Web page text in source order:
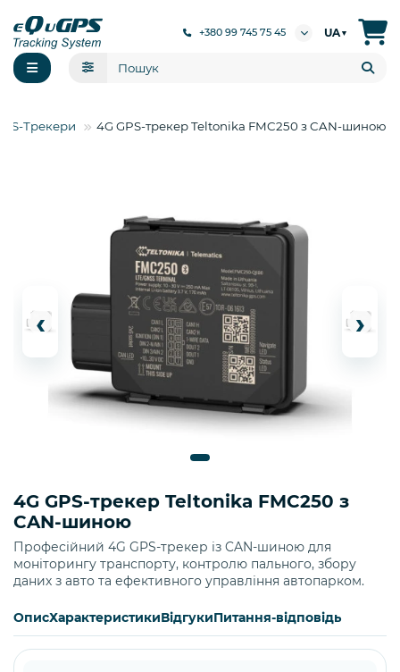
+380 99 745 75 45 UA▼
Трекери 4G GPS-трекер Teltonika FMC250 з CAN-шиною
‹ ›
4G GPS-трекер Teltonika FMC250 з
CAN-шиною
Професійний 4G GPS-трекер із CAN-шиною для
моніторингу транспорту, контролю пального, збору
даних з авто та ефективного управління автопарком.
ОписХарактеристикиВідгукиПитання-відповідь